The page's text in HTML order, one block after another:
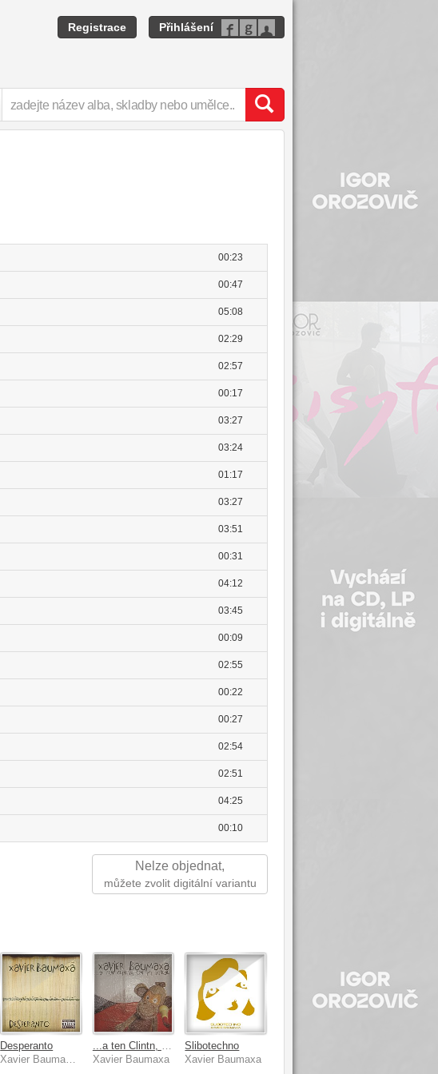
Registrace Přihlášení
00:23
00:47
05:08
02:29
02:57
00:17
03:27
03:24
01:17
03:27
03:51
00:31
04:12
03:45
00:09
02:55
00:22
00:27
02:54
02:51
04:25
00:10
Nelze objednat,
můžete zvolit digitální variantu
Desperanto
Xavier Baumaxa
Slibotechno
Xavier Baumaxa